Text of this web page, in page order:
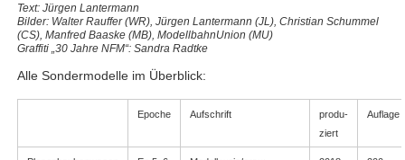
Text: Jürgen Lantermann
Bilder: Walter Rauffer (WR), Jürgen Lantermann (JL), Christian Schummel
(CS), Manfred Baaske (MB), ModellbahnUnion (MU)
Graffiti „30 Jahre NFM“: Sandra Radtke
Alle Sondermodelle im Überblick:
Epoche Aufschrift
produ-
ziert
Auflage